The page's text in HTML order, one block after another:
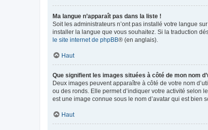
Ma langue n’apparaît pas dans la liste !
Soit les administrateurs n’ont pas installé votre langue
installer la langue que vous souhaitez. Si la traduction
le site internet de phpBB® (en anglais).
Haut
Que signifient les images situées à côté de mon nom
Deux images peuvent apparaître à côté de votre nom
ou des ronds. Elle permet d’indiquer votre activité selon
est une image connue sous le nom d’avatar qui est bien
Haut